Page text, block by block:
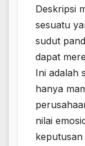
Deskripsi
sesuatu
sudut
dapat
Ini adalah
hanya
nilai
keputusan